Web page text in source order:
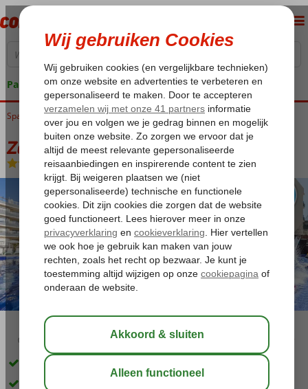
Pakketgarantie
Home
Spanje Balearen Mallorca Palma Nova Zafiro Palmanova & Spa
Zafiro Palmanova & Spa
Logies-Appartement
02:30 aug 30°C
Zafiro Palmanova & Spa = luxe, service en kwaliteit
Ca. 200 meter van het zandstrand en het centrum